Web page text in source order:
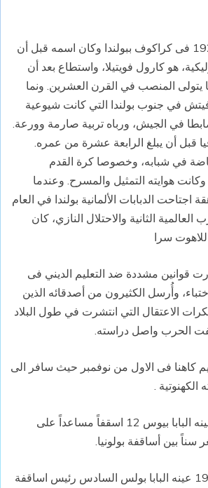
+ ولد فى 18 مايو 1920 فى كراكوف ببولندا وكان اسمه قبل أن
هو كارول فويتيلا، واستطاع بعد أن
يتولى المنصب في القرن العشرين. ونما
في جنوب بولندا التي كانت شيوعية
في الجيش، ورباه تربية صارمة وورعة.
قبل أن يبلغ الرابعة عشرة من عمره.
في شبابه، وخصوصا كرة القدم
هوايته التمثيل والمسرح. وعندما
الدبابات الألمانية بولندا في العام
العالمية الثانية والاحتلال النازي، كان
سرا
1944 صدرت قوانين مشددة ضد التعليم الديني فى
وأُرسل الكثيرون من أصدقائه الذين
الاعتقال التي انتشرت في طول البلاد
الحرب واصل دراسته.
عام 1946 سيم كاهنا فى الاول من نوفمبر حيث سافر الى
.
+ فى 4 يوليو 1958عينه البابا بيوس 12 اسقفاً مساعداً على
بين أساقفة بولونيا.
+ فى 30 ديسمبر 1963 عينه البابا بولس السادس رئيس اساقفة